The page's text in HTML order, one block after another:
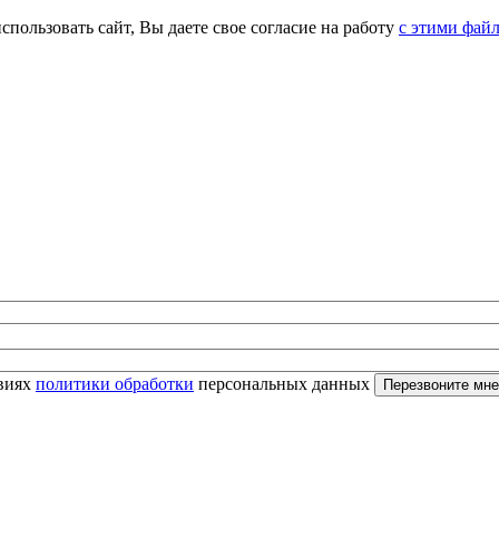
сайт, Вы даете свое согласие на работу с этими
политики обработки персональных данных